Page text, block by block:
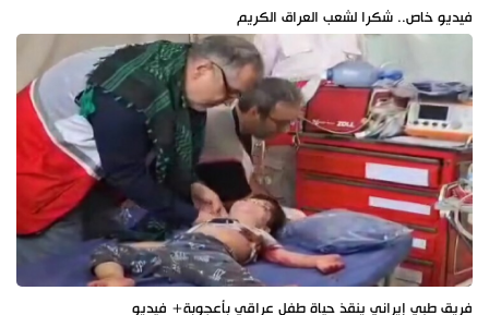
فيديو خاص.. شكرا لشعب العراق الكريم
فريق طبي إيراني ينقذ حياة طفل عراقي بأعجوبة+ فيديو